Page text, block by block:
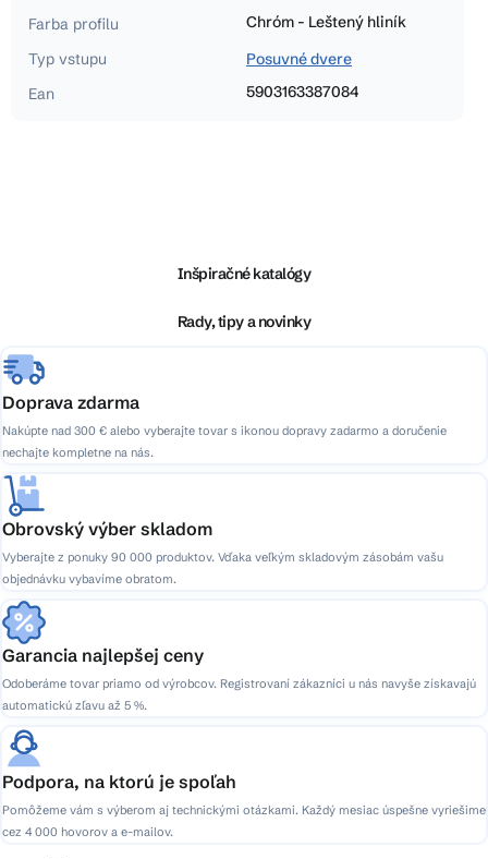
Farba profilu
Chróm - Leštený hliník
Typ vstupu
Posuvné dvere
Ean
5903163387084
e
Inšpiračné katalógy
Rady, tipy a novinky
Doprava zdarma
Nakúpte nad 300 € alebo vyberajte tovar s ikonou dopravy zadarmo a doručenie
nechajte kompletne na nás.
Obrovský výber skladom
Vyberajte z ponuky 90 000 produktov. Vďaka veľkým skladovým zásobám vašu
objednávku vybavíme obratom.
Garancia najlepšej ceny
Odoberáme tovar priamo od výrobcov. Registrovaní zákazníci u nás navyše získavajú
automatickú zľavu až 5 %.
Podpora, na ktorú je spoľah
Pomôžeme vám s výberom aj technickými otázkami. Každý mesiac úspešne vyriešime
cez 4 000 hovorov a e-mailov.